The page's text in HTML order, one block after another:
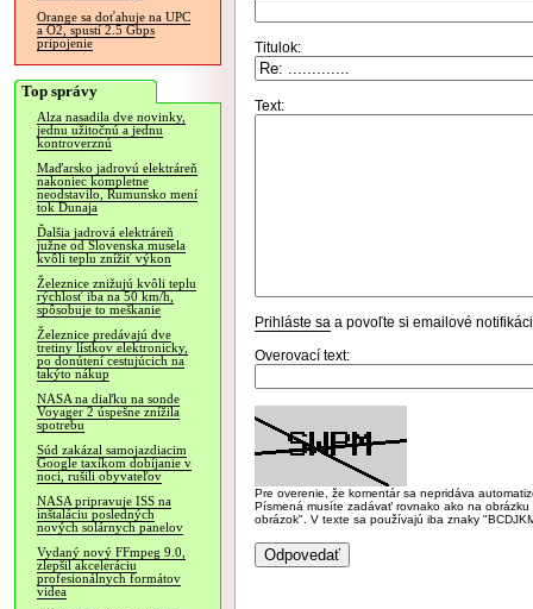
Orange sa doťahuje na UPC
a O2, spustí 2.5 Gbps
pripojenie
Top správy
Alza nasadila dve novinky,
jednu užitočnú a jednu
kontroverznú
Maďarsko jadrovú elektráreň
nakoniec kompletne
neodstavilo, Rumunsko mení
tok Dunaja
Ďalšia jadrová elektráreň
južne od Slovenska musela
kvôli teplu znížiť výkon
Železnice znižujú kvôli teplu
rýchlosť iba na 50 km/h,
spôsobuje to meškanie
Železnice predávajú dve
tretiny lístkov elektronicky,
po donútení cestujúcich na
takýto nákup
NASA na diaľku na sonde
Voyager 2 úspešne znížila
spotrebu
Súd zakázal samojazdiacim
Google taxíkom dobíjanie v
noci, rušili obyvateľov
NASA pripravuje ISS na
inštaláciu posledných
nových solárnych panelov
Vydaný nový FFmpeg 9.0,
zlepšil akceleráciu
profesionálnych formátov
videa
Titulok:
Text:
Prihláste sa a povoľte si emailové
Overovací text:
Pre overenie, že komentár sa nepridáva
Písmená musíte zadávať rovnako ako na
obrázok". V texte sa používajú iba znaky